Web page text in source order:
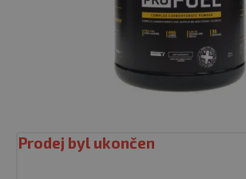
Prodej byl ukončen